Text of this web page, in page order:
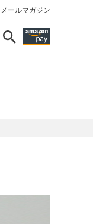
メールマガジン